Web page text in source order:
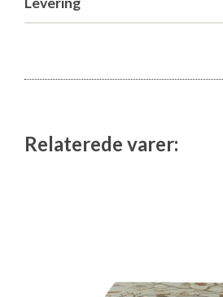
Relaterede varer: